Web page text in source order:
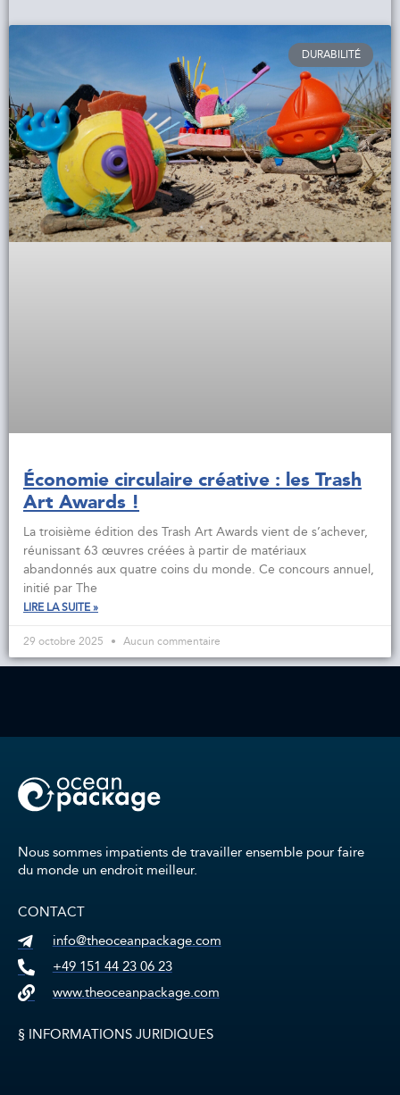
DURABILITÉ
Économie circulaire créative : les Trash
Art Awards !
La troisième édition des Trash Art Awards vient de s’achever,
réunissant 63 œuvres créées à partir de matériaux
abandonnés aux quatre coins du monde. Ce concours annuel,
initié par The
LIRE LA SUITE »
29 octobre 2025 Aucun commentaire
Nous sommes impatients de travailler ensemble pour faire
du monde un endroit meilleur.
CONTACT
info@theoceanpackage.com
+49 151 44 23 06 23
www.theoceanpackage.com
§ INFORMATIONS JURIDIQUES